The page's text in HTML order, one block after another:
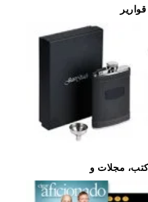
قوارير